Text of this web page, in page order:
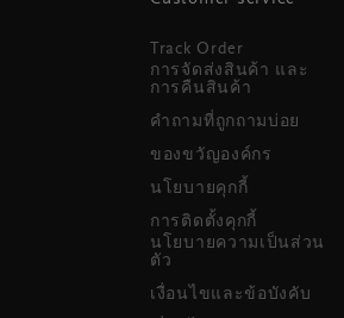
Track Order
การจัดส่งสินค้า และ
การคืนสินค้า
คำถามที่ถูกถามบ่อย
ของขวัญองค์กร
นโยบายคุกกี้
การติดตั้งคุกกี้
นโยบายความเป็นส่วน
ตัว
เงื่อนไขและข้อบังคับ